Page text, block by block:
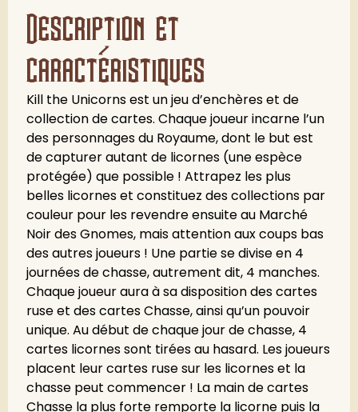
Description et
caractéristiques
Kill the Unicorns est un jeu d’enchères et de
collection de cartes. Chaque joueur incarne l’un
des personnages du Royaume, dont le but est
de capturer autant de licornes (une espèce
protégée) que possible ! Attrapez les plus
belles licornes et constituez des collections par
couleur pour les revendre ensuite au Marché
Noir des Gnomes, mais attention aux coups bas
des autres joueurs ! Une partie se divise en 4
journées de chasse, autrement dit, 4 manches.
Chaque joueur aura à sa disposition des cartes
ruse et des cartes Chasse, ainsi qu’un pouvoir
unique. Au début de chaque jour de chasse, 4
cartes licornes sont tirées au hasard. Les joueurs
placent leur cartes ruse sur les licornes et la
chasse peut commencer ! La main de cartes
Chasse la plus forte remporte la licorne puis la